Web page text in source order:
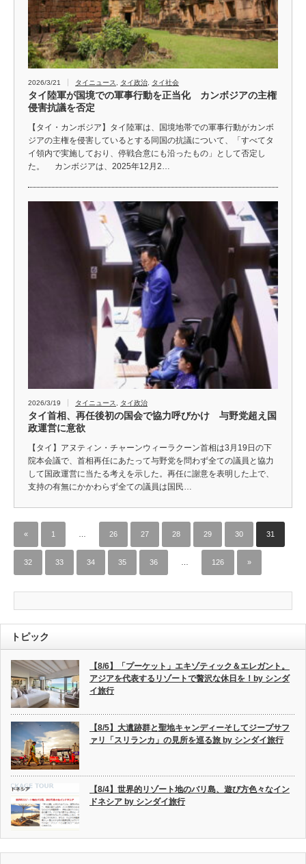
2026/3/21 タイニュース タイ政治 タイ社会
タイ陸軍が国境での軍事行動を正当化 カンボジアの主権
侵害抗議を否定
【タイ・カンボジア】タイ陸軍は、国境地帯での軍事行動がカンボ
ジアの主権を侵害しているとする同国の抗議について、「すべてタ
イ領内で実施しており、停戦合意にも沿ったもの」として否定し
た。 カンボジアは、2025年12月2…
2026/3/19 タイニュース タイ政治
タイ首相、再任後初の国会で協力呼びかけ 与野党超え国
政運営に意欲
【タイ】アヌティン・チャーンウィーラクーン首相は3月19日の下
院本会議で、首相再任にあたって与野党を問わず全ての議員と協力
して国政運営に当たる考えを示した。再任に謝意を表明した上で、
支持の有無にかかわらず全ての議員は国民…
« 1 26 27 28 29 30 31
32 33 34 35 36 126 »
トピック
【8/6】「プーケット」エキゾティック＆エレガント。
アジアを代表するリゾートで贅沢な休日を！by シンダ
イ旅行
【8/5】大遺跡群と聖地キャンディーそしてジープサフ
ァリ「スリランカ」の見所を巡る旅 by シンダイ旅行
【8/4】世界的リゾート地のバリ島、遊び方色々なイン
ドネシア by シンダイ旅行